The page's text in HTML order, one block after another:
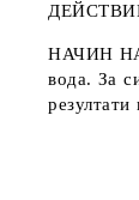
ДЕЙСТВИЕ:
НАЧИН НА
вода. За